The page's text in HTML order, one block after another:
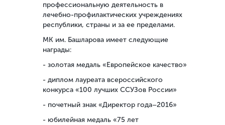
профессиональную деятельность в
лечебно-профилактических учреждениях
республики, страны и за ее пределами.
МК им. Башларова имеет следующие
награды:
- золотая медаль «Европейское качество»
- диплом лауреата всероссийского
конкурса «100 лучших ССУЗов России»
- почетный знак «Директор года–2016»
- юбилейная медаль «75 лет